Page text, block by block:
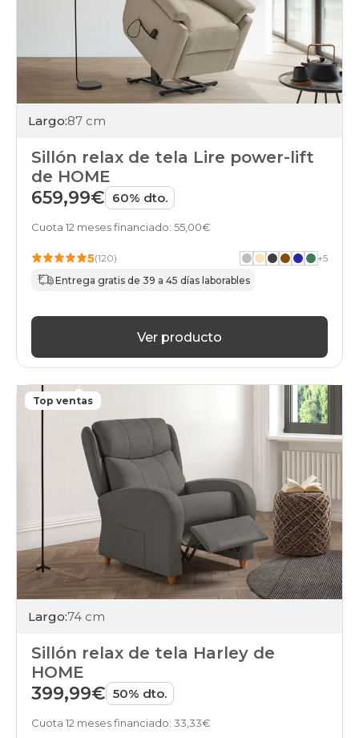
Largo:87 cm
Sillón relax de tela Lire power-lift
de HOME
659,99€ 60% dto.
Cuota 12 meses financiado: 55,00€
5(120) +5
Entrega gratis de 39 a 45 días laborables
Ver producto
Top ventas
Largo:74 cm
Sillón relax de tela Harley de
HOME
399,99€ 50% dto.
Cuota 12 meses financiado: 33,33€